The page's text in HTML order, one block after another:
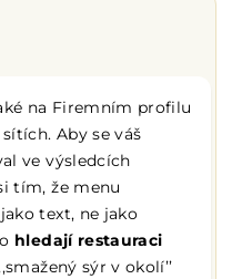
na Firemním profilu
Aby se váš
ve výsledcích
tím, že menu
text, ne jako
hledají restauraci
sýr v okolí’’